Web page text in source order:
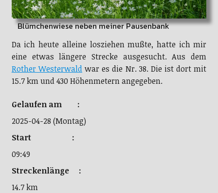
Blümchenwiese neben meiner Pausenbank
Da ich heute alleine losziehen mußte, hatte ich mir
eine etwas längere Strecke ausgesucht. Aus dem
Rother Westerwaldwar es die Nr. 38. Die ist dort mit
15.7 km und 430 Höhenmetern angegeben.
Gelaufen am :
2025-04-28 (Montag)
Start :
09:49
Streckenlänge :
14.7 km